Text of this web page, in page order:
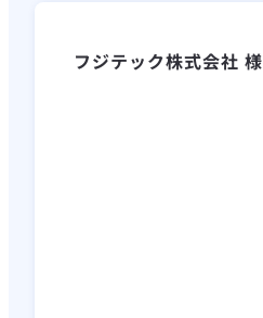
フジテック株式会社 様